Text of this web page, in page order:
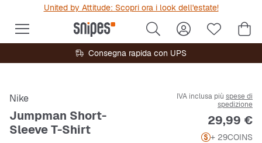
United by Attitude: Scopri ora i look dell'estate!
Consegna rapida con UPS
Nike
Jumpman Short-
Sleeve T-Shirt
IVA inclusa più spese di
spedizione
Prezzo
29,99 €
+ 29COINS